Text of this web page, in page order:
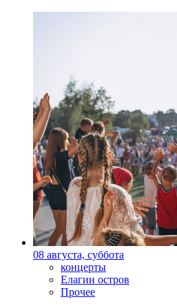
08 августа, суббота
концерты
Елагин остров
Прочее